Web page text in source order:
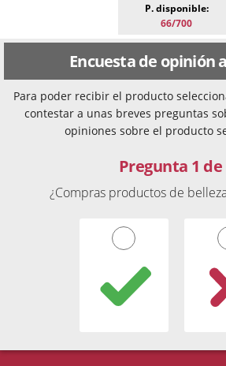
P. disponible:
66/700
Encuesta de opinión
Para poder recibir el producto
contestar a unas breves preguntas
opiniones sobre el producto
Pregunta 1 de
¿Compras productos de